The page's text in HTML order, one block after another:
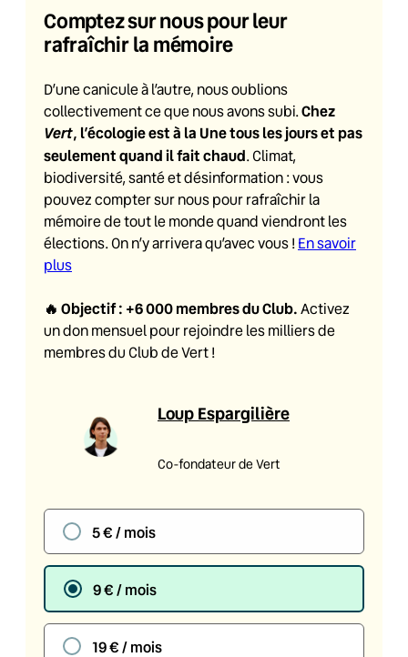
Comptez sur nous pour leur
rafraîchir la mémoire
D’une canicule à l’autre, nous oublions
collectivement ce que nous avons subi.Chez
Vert, l’écologie est à la Une tous les jours et pas
seulement quand il fait chaud. Climat,
biodiversité, santé et désinformation : vous
pouvez compter sur nous pour rafraîchir la
mémoire de tout le monde quand viendront les
élections. On n’y arrivera qu’avec vous ! En savoir
plus
🔥 Objectif : +6 000 membres du Club. Activez
un don mensuel pour rejoindre les milliers de
membres du Club de Vert !
Loup Espargilière
Co-fondateur de Vert
5 € / mois
9 € / mois
19 € / mois